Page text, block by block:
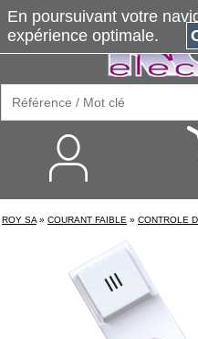
ROY SA » COURANT FAIBLE » CONTROLE
En poursuivant votre
expérience optimale.